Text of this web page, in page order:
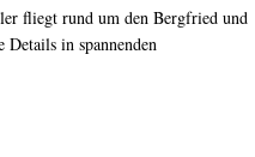
fliegt rund um den Bergfried und
in spannenden